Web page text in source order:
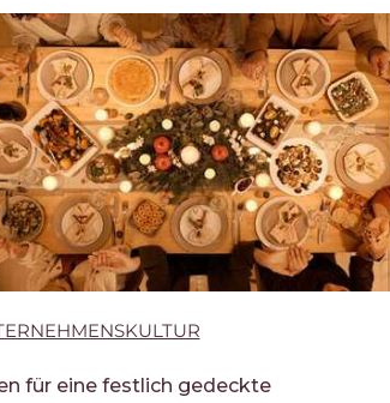
für eine festlich gedeckte